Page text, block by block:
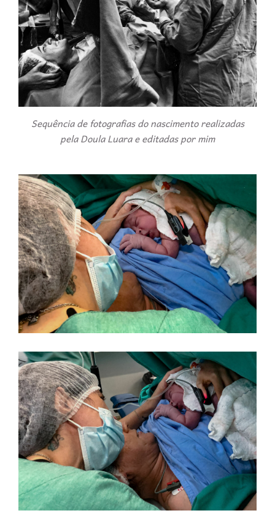
Sequência de fotografias do nascimento realizadas
pela Doula Luara e editadas por mim